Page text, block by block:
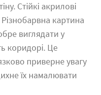
Стійкі акрилові
картина
виглядати у
коридорі. Це
приверне увагу
їх намалювати